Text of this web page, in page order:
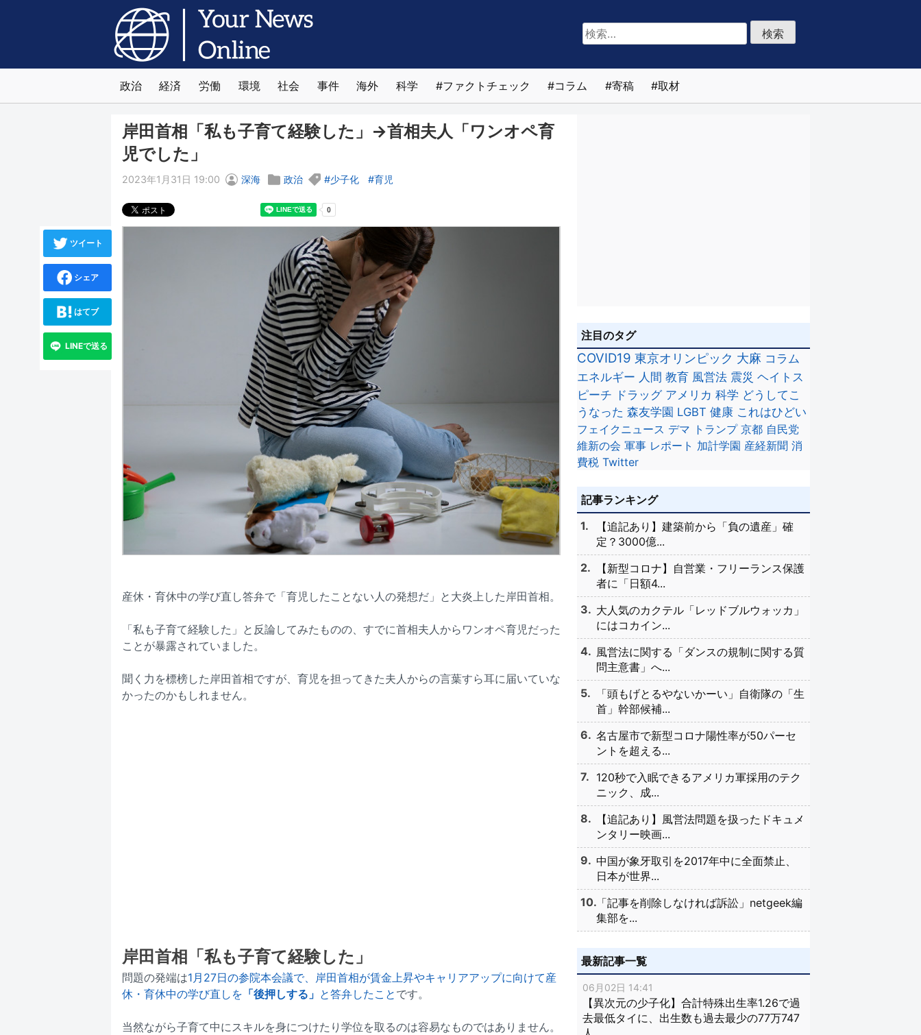
検
索:
政治 経済 労働 環境 社会 事件 海外 科学 ファクトチェック コラム 寄稿 取材
岸田首相「私も子育て経験した」→首相夫人「ワンオペ育
児でした」
2023年1月31日 19:00 深海 政治 少子化 育児
産休・育休中の学び直し答弁で「育児したことない人の発想だ」と大炎上した岸田首相。
「私も子育て経験した」と反論してみたものの、すでに首相夫人からワンオペ育児だった
ことが暴露されていました。
聞く力を標榜した岸田首相ですが、育児を担ってきた夫人からの言葉すら耳に届いていな
かったのかもしれません。
岸田首相「私も子育て経験した」
問題の発端は1月27日の参院本会議で、岸田首相が賃金上昇やキャリアアップに向けて産
休・育休中の学び直しを 「後押しする」 と答弁したこと です。
当然ながら子育て中にスキルを身につけたり学位を取るのは容易なものではありません。
ツイート
シェア
はてブ
LINEで送る
注目のタグ
COVID19 東京オリンピック 大麻 コラム
エネルギー 人間 教育 風営法 震災 ヘイトス
ピーチ ドラッグ アメリカ 科学 どうしてこ
うなった 森友学園 LGBT 健康 これはひどい
フェイクニュース デマ トランプ 京都 自民党
維新の会 軍事 レポート 加計学園 産経新聞 消
費税 Twitter
記事ランキング
【追記あり】建築前から「負の遺産」確
定？3000億...
【新型コロナ】自営業・フリーランス保護
者に「日額4...
大人気のカクテル「レッドブルウォッカ」
にはコカイン...
風営法に関する「ダンスの規制に関する質
問主意書」へ...
「頭もげとるやないかーい」自衛隊の「生
首」幹部候補...
名古屋市で新型コロナ陽性率が50パーセ
ントを超える...
120秒で入眠できるアメリカ軍採用のテク
ニック、成...
【追記あり】風営法問題を扱ったドキュメ
ンタリー映画...
中国が象牙取引を2017年中に全面禁止、
日本が世界...
「記事を削除しなければ訴訟」netgeek編
集部を...
最新記事一覧
06月02日 14:41
【異次元の少子化】合計特殊出生率1.26で過
去最低タイに、出生数も過去最少の77万747